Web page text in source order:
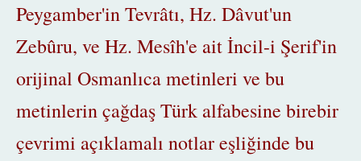
Peygamber'in Tevrâtı, Hz. Dâvut'un
Zebûru, ve Hz. Mesîh'e ait İncil-i Şerif'in
orijinal Osmanlıca metinleri ve bu
metinlerin çağdaş Türk alfabesine birebir
çevrimi açıklamalı notlar eşliğinde bu